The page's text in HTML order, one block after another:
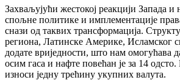
Захваљујући жестокој реакцији Запада
спољне политике и имплементације
снази од таквих трансформација.
региона, Латинске Америке, Исламског
додате вриједности, што нам омогућава
осим гаса и нафте повећан је за 14
износи једну трећину укупних валута.